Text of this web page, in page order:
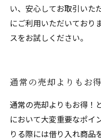
い、安心してお取引いた
にご利用いただいており
スをお試しください。
通常の売却よりもお得
通常の売却よりもお得！
において大変重要なポイ
りる際には借り入れ商品